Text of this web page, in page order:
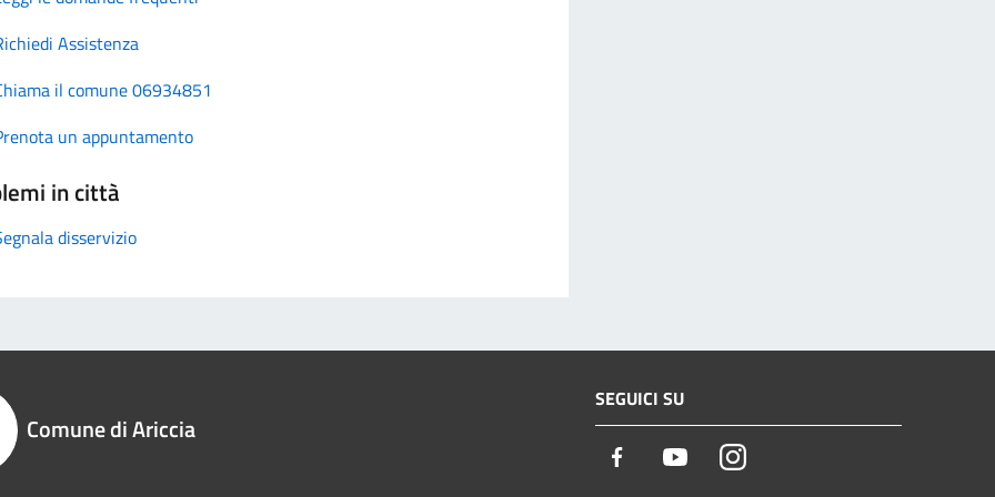
Assistenza
il comune 06934851
un appuntamento
in città
disservizio
Comune di Ariccia
SEGUICI SU
Facebook YoutubeInstagram